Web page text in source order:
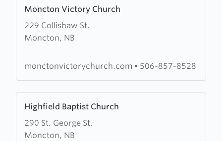
Moncton Victory Church
229 Collishaw St.
Moncton, NB
more
about
Moncton
Church
monctonvictorychurch.com • 506-857-8528
Highfield Baptist Church
290 St. George St.
Moncton, NB
more
about
Highfield